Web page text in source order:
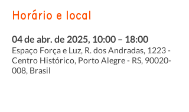
Horário e local
04 de abr. de 2025, 10:00 – 18:00
Espaço Força e Luz, R. dos Andradas, 1223 -
Centro Histórico, Porto Alegre - RS, 90020-
008, Brasil